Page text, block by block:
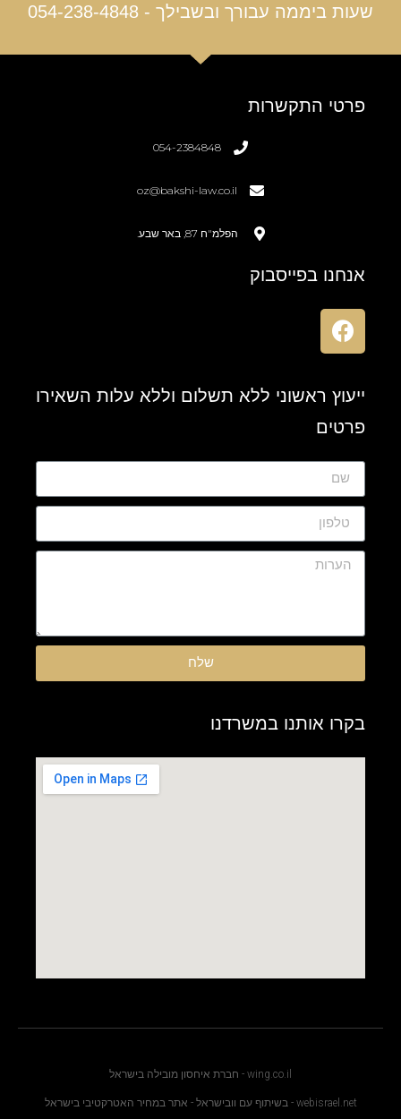
שעות ביממה עבורך ובשבילך - 054-238-4848
פרטי התקשרות
054-2384848
oz@bakshi-law.co.il
הפלמ"ח 87, באר שבע.
אנחנו בפייסבוק
ייעוץ ראשוני ללא תשלום וללא עלות השאירו
פרטים
שלח
בקרו אותנו במשרדנו
wing.co.il - חברת איחסון מובילה בישראל
webisrael.net - בשיתוף עם וובישראל - אתר במחיר האטרקטיבי בישראל